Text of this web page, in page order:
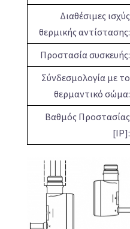
Διαθέσιμες ισχύς
θερμικής αντίστασης:
Προστασία συσκευής:
Σύνδεσμολογία με το
θερμαντικό σώμα:
Βαθμός Προστασίας
[IP]: